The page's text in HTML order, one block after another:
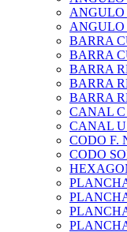
ANGULO
ANGULO
BARRA
BARRA
BARRA
BARRA
BARRA
CANAL C
CANAL
CODO F.
CODO